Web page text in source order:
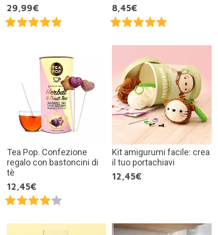
29,99€
8,45€
Tea Pop. Confezione
regalo con bastoncini di
tè
12,45€
Kit amigurumi facile: crea
il tuo portachiavi
12,45€